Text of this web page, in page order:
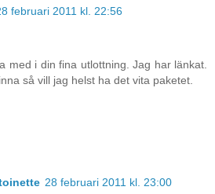
februari 2011 kl. 22:56
med i din fina utlottning. Jag har länkat.
så vill jag helst ha det vita paketet.
28 februari 2011 kl. 23:00